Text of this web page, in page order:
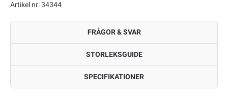
Artikel nr: 34344
FRÅGOR & SVAR
STORLEKSGUIDE
SPECIFIKATIONER